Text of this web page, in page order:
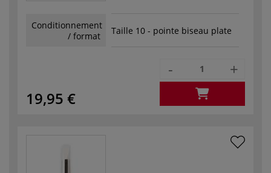
Conditionnement
/ format
Taille 10 - pointe biseau plate
19,95 €
- +